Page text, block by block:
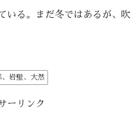
いる。まだ冬ではあるが、吹
、岩壁、大然
ーリンク